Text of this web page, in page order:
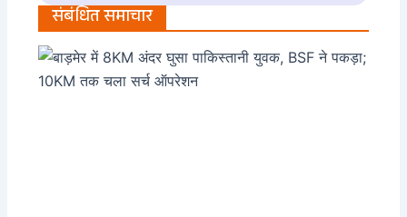
संबंधित समाचार